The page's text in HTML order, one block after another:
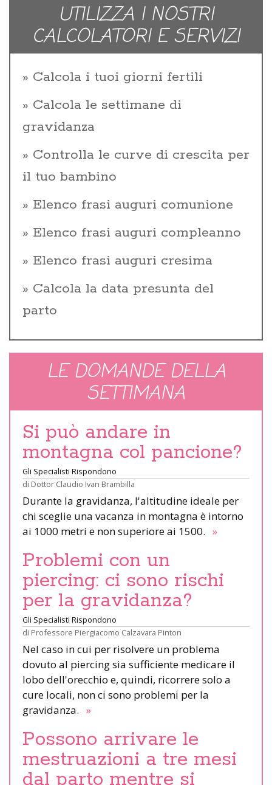
UTILIZZA I NOSTRI
CALCOLATORI E SERVIZI
Calcola i tuoi giorni fertili
Calcola le settimane di
gravidanza
Controlla le curve di crescita per
il tuo bambino
Elenco frasi auguri comunione
Elenco frasi auguri compleanno
Elenco frasi auguri cresima
Calcola la data presunta del
parto
LE DOMANDE DELLA
SETTIMANA
Si può andare in
montagna col pancione?
Gli Specialisti Rispondono
di Dottor Claudio Ivan Brambilla
Durante la gravidanza, l'altitudine ideale per
chi sceglie una vacanza in montagna è intorno
ai 1000 metri e non superiore ai 1500. »
Problemi con un
piercing: ci sono rischi
per la gravidanza?
Gli Specialisti Rispondono
di Professore Piergiacomo Calzavara Pinton
Nel caso in cui per risolvere un problema
dovuto al piercing sia sufficiente medicare il
lobo dell'orecchio e, quindi, ricorrere solo a
cure locali, non ci sono problemi per la
gravidanza. »
Possono arrivare le
mestruazioni a tre mesi
dal parto mentre si